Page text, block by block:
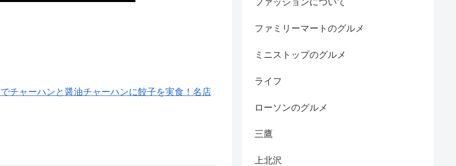
チャーハンと醤油チャーハンに餃子を実食！名店
ファミリーマートのグルメ
ミニストップのグルメ
ライフ
ローソンのグルメ
三鷹
上北沢